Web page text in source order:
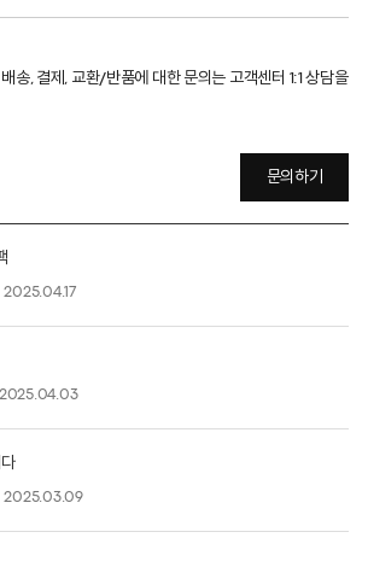
송, 결제, 교환/반품에 대한 문의는 고객센터 1:1 상담을
문의하기
2025.04.17
2025.04.03
2025.03.09